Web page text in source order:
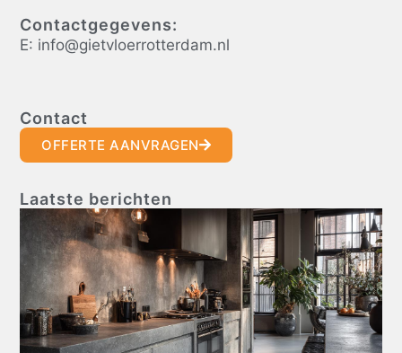
Contactgegevens:
E: info@gietvloerrotterdam.nl
Contact
OFFERTE AANVRAGEN
Laatste berichten